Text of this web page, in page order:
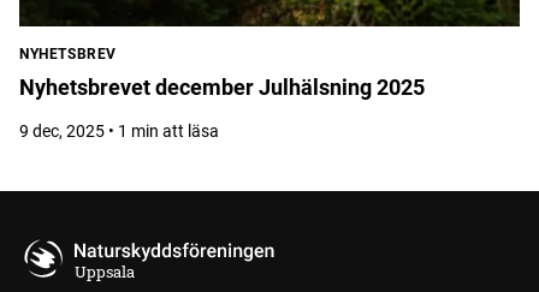
NYHETSBREV
Nyhetsbrevet december Julhälsning 2025
9 dec, 2025 • 1 min att läsa
Uppsala